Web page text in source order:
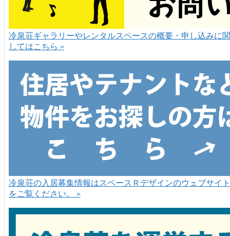
冷泉荘ギャラリーやレンタルスペースの概要・申し込みに関
してはこちら »
冷泉荘の入居募集情報はスペースＲデザインのウェブサイト
をご覧ください。 »